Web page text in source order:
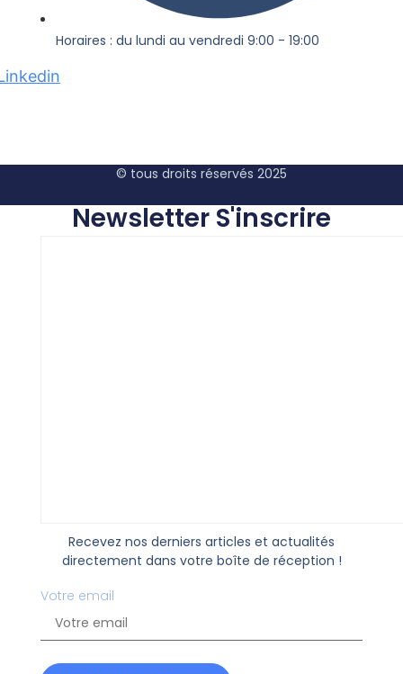
Horaires : du lundi au vendredi 9:00 - 19:00
© tous droits réservés 2025
Newsletter S'inscrire
Recevez nos derniers articles et actualités
directement dans votre boîte de réception !
Votre email